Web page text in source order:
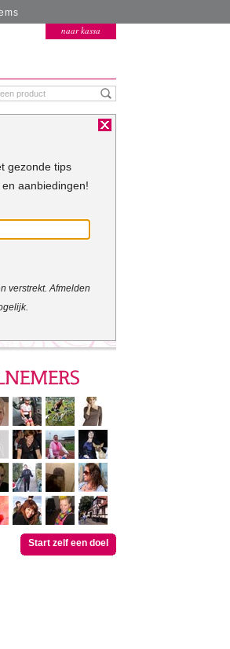
Start zelf een doel
geen artikelen in de
naar kassa
gezonde tips
aanbiedingen!
verstrekt. Afmelden